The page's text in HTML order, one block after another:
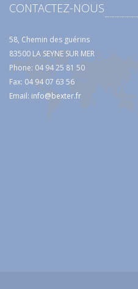
CONTACTEZ-NOUS
58, Chemin des guérins
83500 LA SEYNE SUR MER
Phone: 04 94 25 81 50
Fax: 04 94 07 63 56
Email: info@bexter.fr